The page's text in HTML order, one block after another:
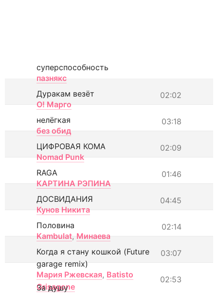
суперспособность
пазнякс
02:02
Дуракам везёт
О! Марго
03:18
нелёгкая
без обид
02:09
ЦИФРОВАЯ КОМА
Nomad Punk
01:46
RAGA
КАРТИНА РЭПИНА
04:45
ДОСВИДАНИЯ
Кунов Никита
02:14
Половина
Kambulat, Минаева
03:07
Когда я стану кошкой (Future
garage remix)
Мария Ржевская, Batisto
Grisagone
02:53
За душу